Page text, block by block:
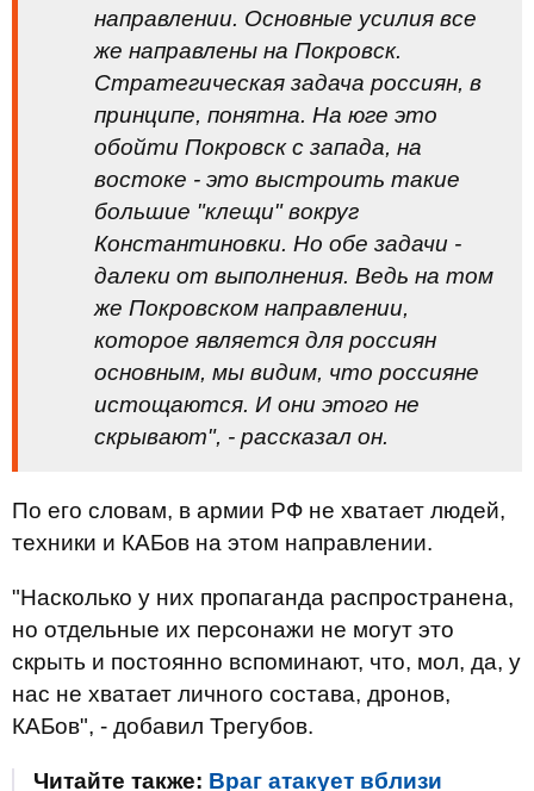
направлении. Основные усилия все
же направлены на Покровск.
Стратегическая задача россиян, в
принципе, понятна. На юге это
обойти Покровск с запада, на
востоке - это выстроить такие
большие "клещи" вокруг
Константиновки. Но обе задачи -
далеки от выполнения. Ведь на том
же Покровском направлении,
которое является для россиян
основным, мы видим, что россияне
истощаются. И они этого не
скрывают", - рассказал он.
По его словам, в армии РФ не хватает людей,
техники и КАБов на этом направлении.
"Насколько у них пропаганда распространена,
но отдельные их персонажи не могут это
скрыть и постоянно вспоминают, что, мол, да, у
нас не хватает личного состава, дронов,
КАБов", - добавил Трегубов.
Читайте также: Враг атакует вблизи